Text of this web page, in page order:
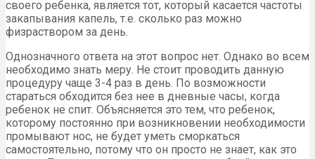
своего ребенка, является тот, который касается частоты
закапывания капель, т.е. сколько раз можно
физраствором за день.
Однозначного ответа на этот вопрос нет. Однако во всем
необходимо знать меру. Не стоит проводить данную
процедуру чаще 3-4 раз в день. По возможности
стараться обходится без нее в дневные часы, когда
ребенок не спит. Объясняется это тем, что ребенок,
которому постоянно при возникновении необходимости
промывают нос, не будет уметь сморкаться
самостоятельно, потому что он просто не знает, как это